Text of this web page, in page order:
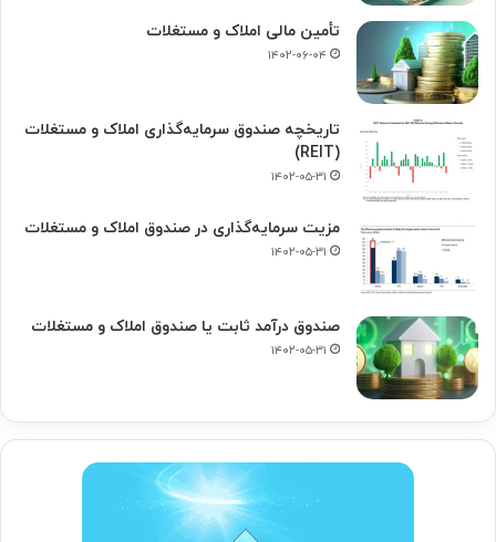
تأمین مالی املاک و مستغلات
۱۴۰۲-۰۶-۰۴
تاریخچه صندوق سرمایه‌گذاری املاک و مستغلات
(REIT)
۱۴۰۲-۰۵-۳۱
مزیت سرمایه‌گذاری در صندوق املاک و مستغلات
۱۴۰۲-۰۵-۳۱
صندوق درآمد ثابت یا صندوق املاک و مستغلات
۱۴۰۲-۰۵-۳۱